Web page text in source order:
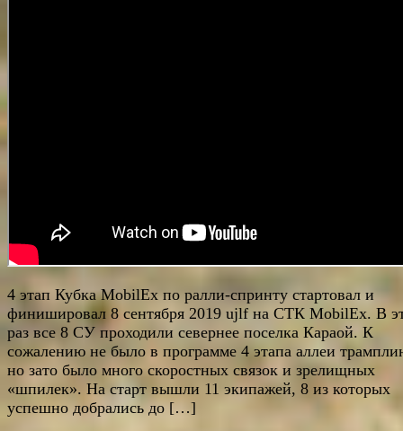
4 этап Кубка MobilEx по ралли-спринту стартовал и
финишировал 8 сентября 2019 ujlf на СТК MobilEx. В
раз все 8 СУ проходили севернее поселка Караой. К
сожалению не было в программе 4 этапа аллеи
но зато было много скоростных связок и зрелищных
«шпилек». На старт вышли 11 экипажей, 8 из которых
успешно добрались до […]